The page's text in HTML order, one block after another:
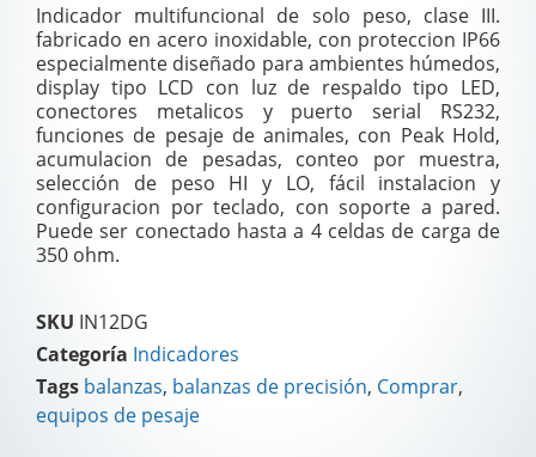
Indicador multifuncional de solo peso, clase III.
fabricado en acero inoxidable, con proteccion IP66
especialmente diseñado para ambientes húmedos,
display tipo LCD con luz de respaldo tipo LED,
conectores metalicos y puerto serial RS232,
funciones de pesaje de animales, con Peak Hold,
acumulacion de pesadas, conteo por muestra,
selección de peso HI y LO, fácil instalacion y
configuracion por teclado, con soporte a pared.
Puede ser conectado hasta a 4 celdas de carga de
350 ohm.
SKU IN12DG
Categoría Indicadores
Tags balanzas, balanzas de precisión, Comprar,
equipos de pesaje